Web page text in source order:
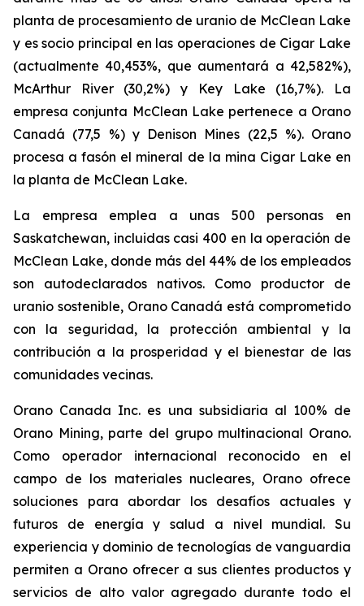
planta de procesamiento de uranio de McClean Lake
y es socio principal en las operaciones de Cigar Lake
(actualmente 40,453%, que aumentará a 42,582%),
McArthur River (30,2%) y Key Lake (16,7%). La
empresa conjunta McClean Lake pertenece a Orano
Canadá (77,5 %) y Denison Mines (22,5 %). Orano
procesa a fasón el mineral de la mina Cigar Lake en
la planta de McClean Lake.
La empresa emplea a unas 500 personas en
Saskatchewan, incluidas casi 400 en la operación de
McClean Lake, donde más del 44% de los empleados
son autodeclarados nativos. Como productor de
uranio sostenible, Orano Canadá está comprometido
con la seguridad, la protección ambiental y la
contribución a la prosperidad y el bienestar de las
comunidades vecinas.
Orano Canada Inc. es una subsidiaria al 100% de
Orano Mining, parte del grupo multinacional Orano.
Como operador internacional reconocido en el
campo de los materiales nucleares, Orano ofrece
soluciones para abordar los desafíos actuales y
futuros de energía y salud a nivel mundial. Su
experiencia y dominio de tecnologías de vanguardia
permiten a Orano ofrecer a sus clientes productos y
servicios de alto valor agregado durante todo el